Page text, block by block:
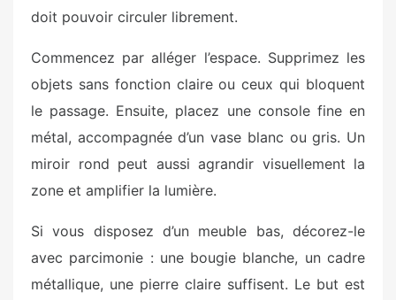
doit pouvoir circuler librement.
Commencez par alléger l’espace. Supprimez les
objets sans fonction claire ou ceux qui bloquent
le passage. Ensuite, placez une console fine en
métal, accompagnée d’un vase blanc ou gris. Un
miroir rond peut aussi agrandir visuellement la
zone et amplifier la lumière.
Si vous disposez d’un meuble bas, décorez-le
avec parcimonie : une bougie blanche, un cadre
métallique, une pierre claire suffisent. Le but est